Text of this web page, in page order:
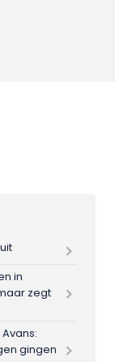
in
zegt
gingen